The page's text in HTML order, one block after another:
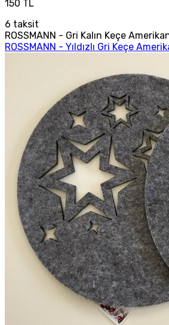
150 TL
6 taksit
ROSSMANN - Gri Kalın Keçe
ROSSMANN - Yıldızlı Gri Keçe